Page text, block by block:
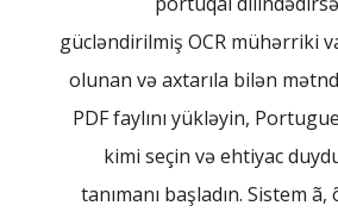
gücləndirilmiş OCR mühərriki
olunan və axtarıla bilən
PDF faylını yükləyin,
kimi seçin və ehtiyac
tanımanı başladın. Sistem ã,